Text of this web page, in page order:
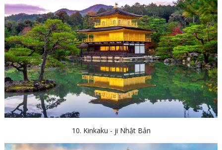
10. Kinkaku - ji Nhật Bản